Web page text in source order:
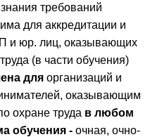
требований
для аккредитации и
и юр. лиц, оказывающих
(в части обучения)
для организаций и
оказывающим
охране труда в любом
обучения - очная, очно-